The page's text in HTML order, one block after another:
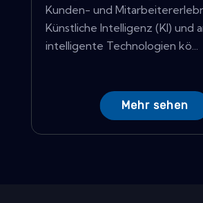
Kunden- und
Künstliche Intelligenz (KI) und
intelligente Technologien kö...
Mehr sehen